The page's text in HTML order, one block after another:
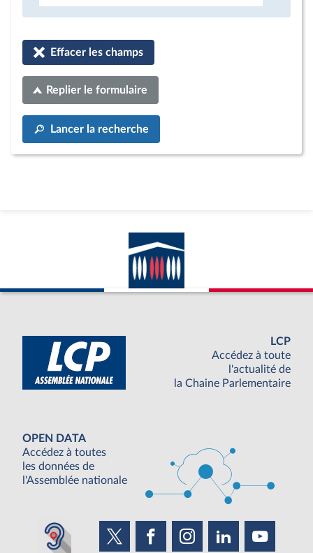
Effacer les champs
Replier le formulaire
Lancer la recherche
LCP
Accédez à toute
l'actualité de
la Chaine Parlementaire
OPEN DATA
Accédez à toutes
les données de
l'Assemblée nationale